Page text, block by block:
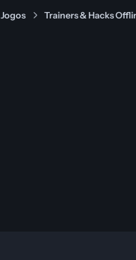
Jogos Trainers & Hacks